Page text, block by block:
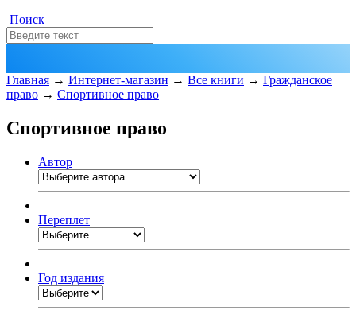
Поиск
Главная → Интернет-магазин → Все книги → Гражданское
право → Спортивное право
Спортивное право
Автор
Переплет
Год издания